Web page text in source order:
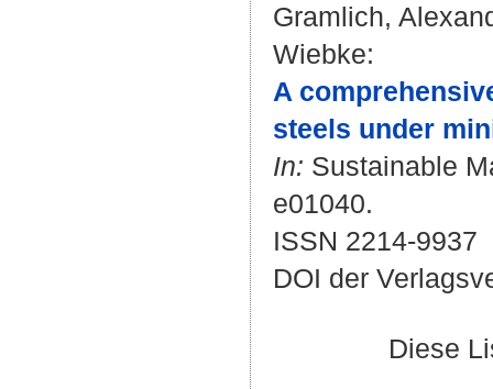
Gramlich,
Wiebke:
A
steels under
In: Sustainable
e01040.
ISSN 2214-9937
DOI der
Diese